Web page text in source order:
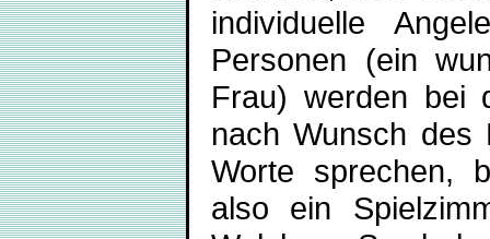
individuelle
Personen (ein
Frau) werden bei
nach Wunsch des
Worte sprechen,
also ein